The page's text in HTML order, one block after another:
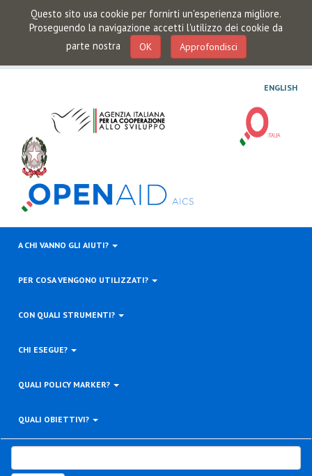
Questo sito usa cookie per fornirti un'esperienza migliore.
Proseguendo la navigazione accetti l'utilizzo dei cookie da
parte nostra
OK Approfondisci
ENGLISH
A CHI VANNO GLI AIUTI?
PER COSA VENGONO UTILIZZATI?
CON QUALI STRUMENTI?
CHI ESEGUE?
QUALI POLICY MARKER?
QUALI OBIETTIVI?